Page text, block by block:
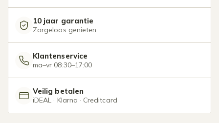
10 jaar garantie
Zorgeloos genieten
Klantenservice
ma–vr 08:30–17:00
Veilig betalen
iDEAL · Klarna · Creditcard